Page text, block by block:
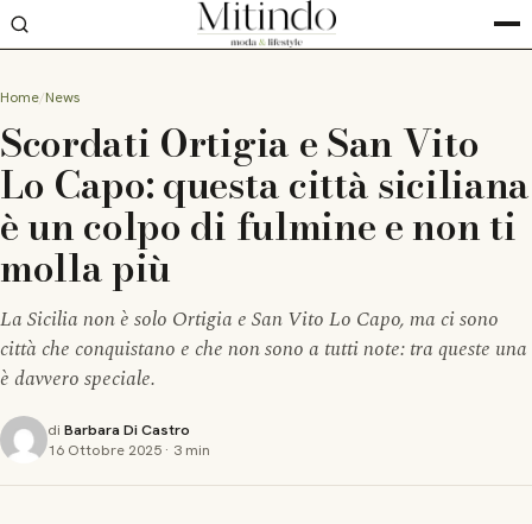
Home News
Scordati Ortigia e San Vito
Lo Capo: questa città siciliana
è un colpo di fulmine e non ti
molla più
La Sicilia non è solo Ortigia e San Vito Lo Capo, ma ci sono
città che conquistano e che non sono a tutti note: tra queste una
è davvero speciale.
di Barbara Di Castro
16 Ottobre 2025 · 3 min